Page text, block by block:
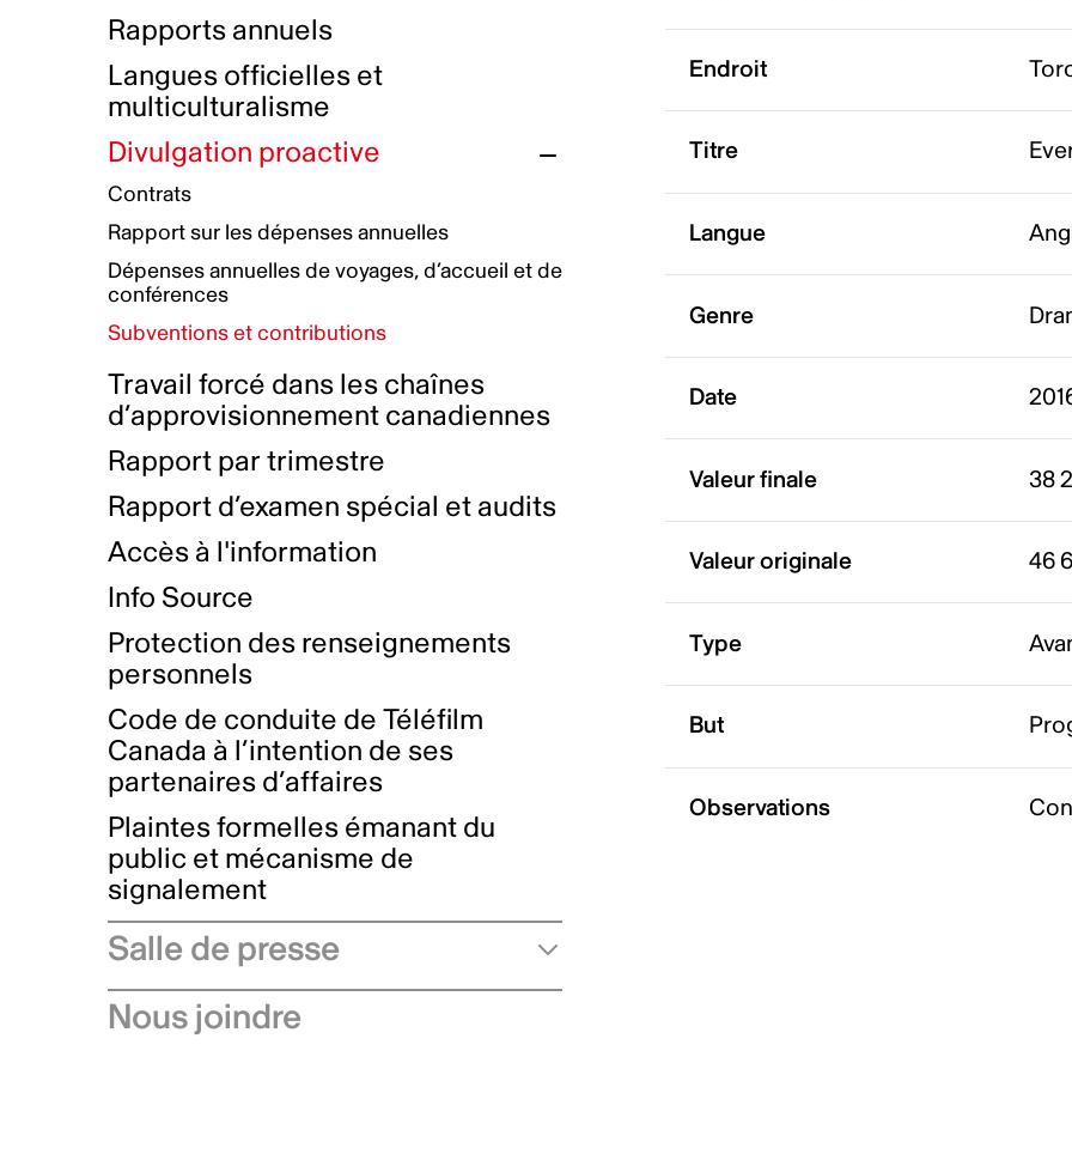
Initiatives autochtones
Plan de réconciliation autochtone
Groupe de travail autochtone
Principes directeurs sur le
harcèlement
Plan d’action pour la parité
Plan d'équité, de diversité,
d'inclusion et d'accessibilité
Boîte à outils pour le récit authentique
Collecte de données et l’auto-identification
Plan d'accessibilité
Rémunération et avantages
Prix et certifications
Nos valeurs d’entreprise
Rapports annuels
Langues officielles et
multiculturalisme
Divulgation proactive
Contrats
Rapport sur les dépenses annuelles
Dépenses annuelles de voyages, d’accueil et de
conférences
Subventions et contributions
Travail forcé dans les chaînes
d’approvisionnement canadiennes
Rapport par trimestre
Rapport d’examen spécial et audits
Accès à l'information
Info Source
Protection des renseignements
personnels
Code de conduite de Téléfilm
Canada à l’intention de ses
partenaires d’affaires
Plaintes formelles émanant du
public et mécanisme de
signalement
Salle de presse
Communiqués de presse
Nous joindre
Endroit
Titre
Langue
Genre
Date
Valeur finale 38
Valeur originale 46
Type
But
Observations